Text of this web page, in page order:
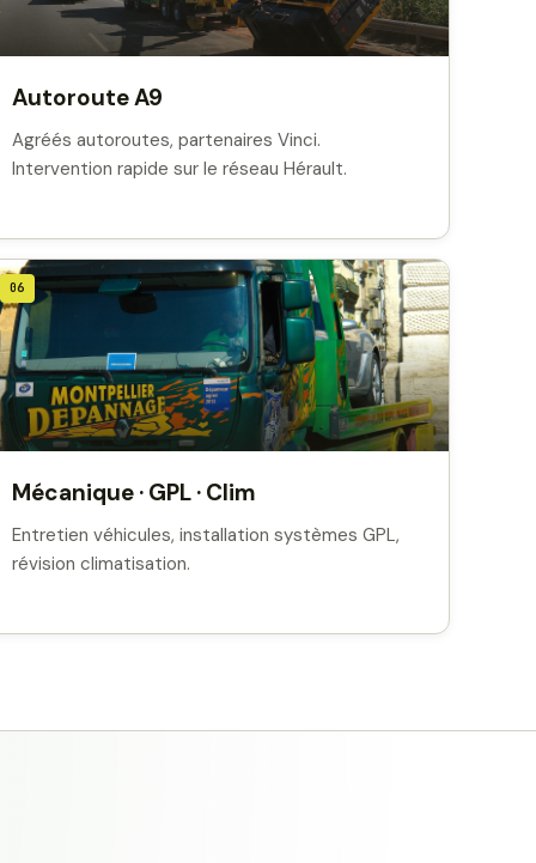
Autoroute A9
Agréés autoroutes, partenaires Vinci.
Intervention rapide sur le réseau Hérault.
06
Mécanique · GPL · Clim
Entretien véhicules, installation systèmes GPL,
révision climatisation.